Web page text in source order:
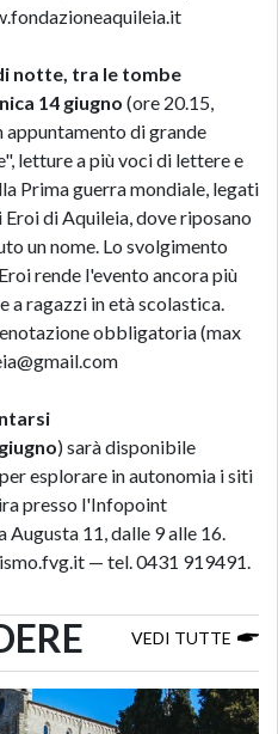
notte, tra le tombe
14 giugno (ore 20.15,
di grande
letture a più voci di lettere e
Prima guerra mondiale, legati
di Aquileia, dove riposano
un nome. Lo svolgimento
rende l'evento ancora più
a ragazzi in età scolastica.
obbligatoria (max
) sarà disponibile
esplorare in autonomia i siti
presso l'Infopoint
11, dalle 9 alle 16.
— tel. 0431 919491.
VEDI TUTTE